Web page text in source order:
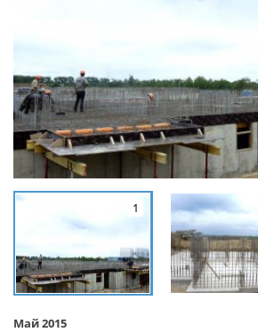
1
Май 2015